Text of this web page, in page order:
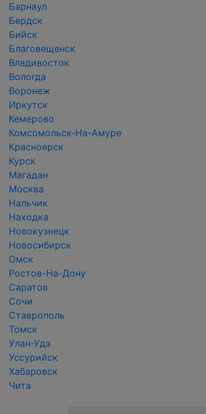
Барнаул
Бердск
Бийск
Благовещенск
Владивосток
Вологда
Воронеж
Иркутск
Кемерово
Комсомольск-На-Амуре
Красноярск
Курск
Магадан
Москва
Нальчик
Находка
Новокузнецк
Новосибирск
Омск
Ростов-На-Дону
Саратов
Сочи
Ставрополь
Томск
Улан-Удэ
Уссурийск
Хабаровск
Чита